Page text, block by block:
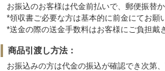
お振込のお客様は代金前払いで、郵便振替
*領収書ご必要な方は基本的に前金にてお願
*送金の際の送金手数料はお客様にご負担戴
商品引渡し方法：
お振込みの方は代金の振込が確認でき次第